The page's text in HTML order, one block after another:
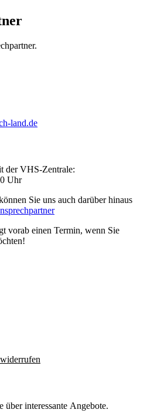
land.de
der VHS-Zentrale:
Uhr
Sie uns auch darüber hinaus
vorab einen Termin, wenn Sie
interessante Angebote.